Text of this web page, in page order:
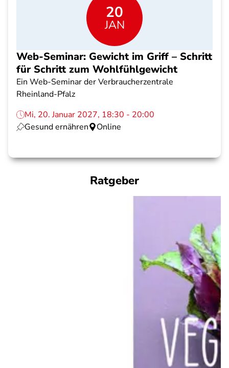
20
JAN
Web-Seminar: Gewicht im Griff – Schritt
für Schritt zum Wohlfühlgewicht
Ein Web-Seminar der Verbraucherzentrale
Rheinland-Pfalz
Mi, 20. Januar 2027, 18:30 - 20:00
Gesund ernähren
Online
Ratgeber